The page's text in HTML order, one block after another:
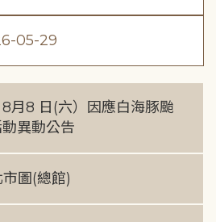
05-29
8月8 日(六）因應白海豚颱
異動公告
圖(總館)